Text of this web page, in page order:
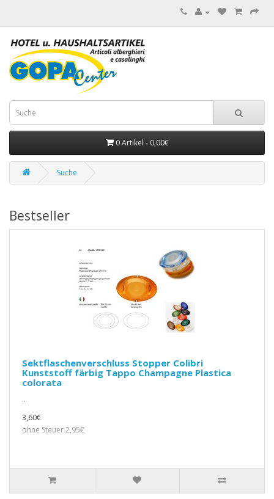
0 Artikel - 0,00€
Suche
Bestseller
Sektflaschenverschluss Stopper Colibri
Kunststoff färbig Tappo Champagne Plastica
colorata
..
3,60€
ohne Steuer 2,95€